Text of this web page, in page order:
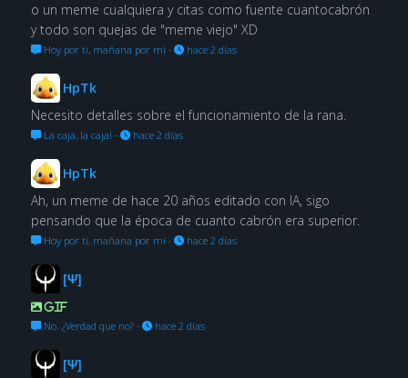
o un meme cualquiera y citas como fuente cuantocabrón
y todo son quejas de "meme viejo" XD
Hoy por ti, mañana por mí· hace 2 días
HpTk
Necesito detalles sobre el funcionamiento de la rana.
La caja, la caja! · hace 2 días
HpTk
Ah, un meme de hace 20 años editado con IA, sigo
pensando que la época de cuanto cabrón era superior.
Hoy por ti, mañana por mí· hace 2 días
[Ψ]
GIF
No. ¿Verdad que no?· hace 2 días
[Ψ]